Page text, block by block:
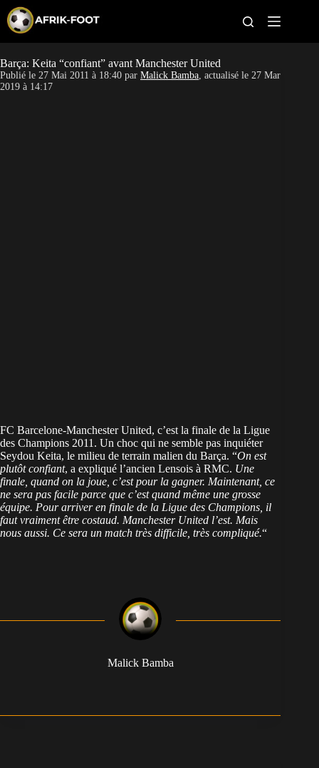
p
t
o
c
CAN féminine
Barça: Keita “confiant” avant Manchester United
Publié le 27 Mai 2011 à 18:40 par Malick Bamba, actualisé le 27 Mar
2019 à 14:17
FC Barcelone-Manchester United, c’est la finale de la Ligue
des Champions 2011. Un choc qui ne semble pas inquiéter
Seydou Keita, le milieu de terrain malien du Barça. “On est
plutôt confiant, a expliqué l’ancien Lensois à RMC. Une
finale, quand on la joue, c’est pour la gagner. Maintenant, ce
ne sera pas facile parce que c’est quand même une grosse
équipe. Pour arriver en finale de la Ligue des Champions, il
faut vraiment être costaud. Manchester United l’est. Mais
nous aussi. Ce sera un match très difficile, très compliqué.“
Malick Bamba